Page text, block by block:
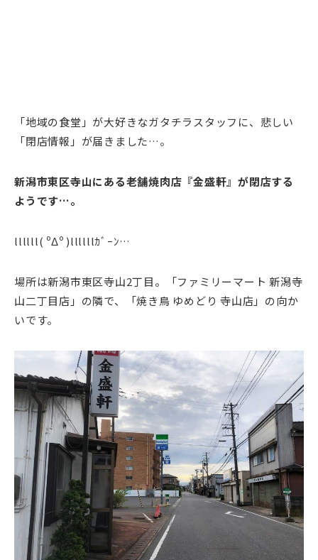
「地域の食堂」が大好きなガタチラスタッフに、悲しい
「閉店情報」が届きました…。
新潟市東区寺山にある老舗焼肉店『金盛軒』が閉店する
ようです…。
llllll( ºΔº )llllllｶﾞｰﾝ…
場所は新潟市東区寺山2丁目。「ファミリーマート 新潟寺
山二丁目店」の隣で、「焼き鳥 ゆめどり 寺山店」の向か
いです。